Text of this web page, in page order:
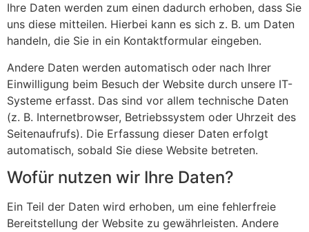
Ihre Daten werden zum einen dadurch erhoben, dass Sie
uns diese mitteilen. Hierbei kann es sich z. B. um Daten
handeln, die Sie in ein Kontaktformular eingeben.
Andere Daten werden automatisch oder nach Ihrer
Einwilligung beim Besuch der Website durch unsere IT-
Systeme erfasst. Das sind vor allem technische Daten
(z. B. Internetbrowser, Betriebssystem oder Uhrzeit des
Seitenaufrufs). Die Erfassung dieser Daten erfolgt
automatisch, sobald Sie diese Website betreten.
Wofür nutzen wir Ihre Daten?
Ein Teil der Daten wird erhoben, um eine fehlerfreie
Bereitstellung der Website zu gewährleisten. Andere